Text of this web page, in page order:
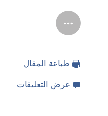
طباعة المقال
عرض التعليقات